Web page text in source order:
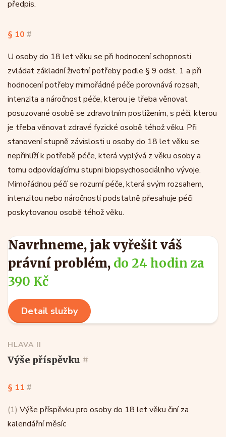
předpis.
§ 10 #
U osoby do 18 let věku se při hodnocení schopnosti
zvládat základní životní potřeby podle § 9 odst. 1 a při
hodnocení potřeby mimořádné péče porovnává rozsah,
intenzita a náročnost péče, kterou je třeba věnovat
posuzované osobě se zdravotním postižením, s péčí, kterou
je třeba věnovat zdravé fyzické osobě téhož věku. Při
stanovení stupně závislosti u osoby do 18 let věku se
nepřihlíží k potřebě péče, která vyplývá z věku osoby a
tomu odpovídajícímu stupni biopsychosociálního vývoje.
Mimořádnou péčí se rozumí péče, která svým rozsahem,
intenzitou nebo náročností podstatně přesahuje péči
poskytovanou osobě téhož věku.
Navrhneme, jak vyřešit váš
právní problém, do 24 hodin za
390 Kč
Detail služby
HLAVA II
výše příspěvku #
§ 11 #
(1) Výše příspěvku pro osoby do 18 let věku činí za
kalendářní měsíc